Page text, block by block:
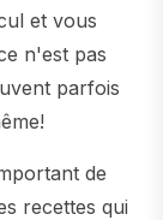
et vous
n'est pas
parfois
de
recettes qui